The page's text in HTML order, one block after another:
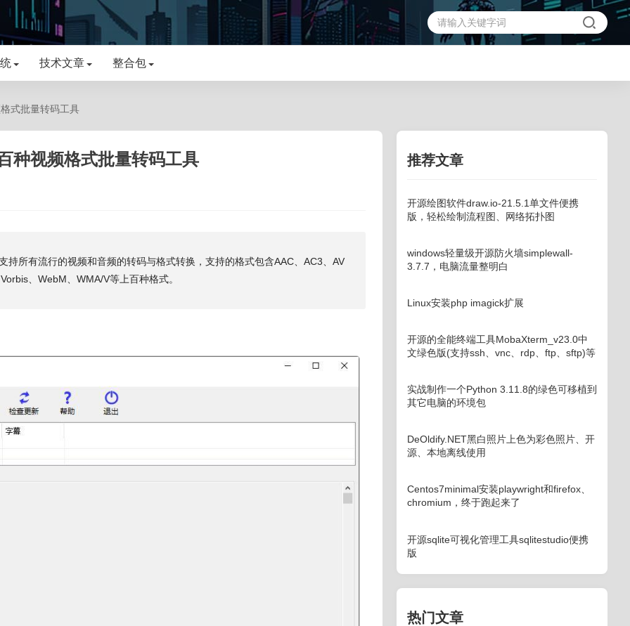
技术文章 整合包
式批量转码工具
种视频格式批量转码工具
所有流行的视频和音频的转码与格式转换，支持的格式包含AAC、AC3、AV
、WebM、WMA/V等上百种格式。
推荐文章
开源绘图软件draw.io-21.5.1单文件便携
版，轻松绘制流程图、网络拓扑图
windows轻量级开源防火墙simplewall-
3.7.7，电脑流量整明白
Linux安装php imagick扩展
开源的全能终端工具MobaXterm_v23.0中
文绿色版(支持ssh、vnc、rdp、ftp、sftp)等
实战制作一个Python 3.11.8的绿色可移植到
其它电脑的环境包
DeOldify.NET黑白照片上色为彩色照片、开
源、本地离线使用
Centos7minimal安装playwright和firefox、
chromium，终于跑起来了
开源sqlite可视化管理工具sqlitestudio便携
版
热门文章